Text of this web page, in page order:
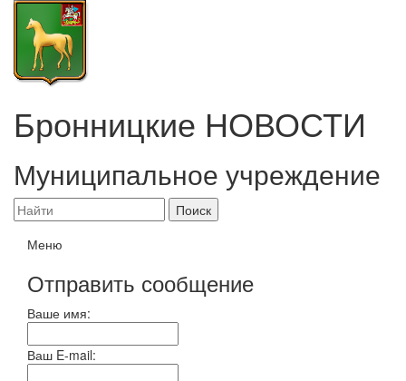
Бронницкие НОВОСТИ
Муниципальное учреждение
Меню
Отправить сообщение
Ваше имя:
Ваш E-mail: